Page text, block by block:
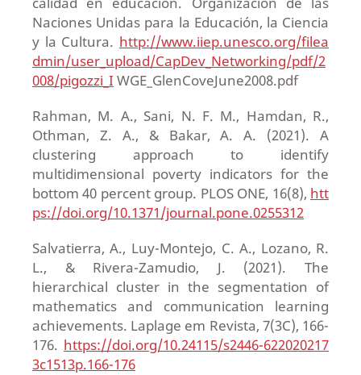
Naciones Unidas para la Educación, la Ciencia
y la Cultura. http://www.iiep.unesco.org/filea
dmin/user_upload/CapDev_Networking/pdf/2
008/pigozzi_I WGE_GlenCoveJune2008.pdf
Rahman, M. A., Sani, N. F. M., Hamdan, R.,
Othman, Z. A., & Bakar, A. A. (2021). A
clustering approach to identify
multidimensional poverty ­indicators for the
bottom 40 percent group. PLOS ONE, 16(8), htt
ps://doi.org/10.1371/journal.pone.0255312
Salvatierra, A., Luy-Montejo, C. A., Lozano, R.
L., & Rivera-Zamudio, J. (2021). The
hierarchical cluster in the segmentation of
mathematics and communication learning
achievements. Laplage em Revista, 7(3C), 166-
176. https://doi.org/10.24115/s2446-622020217
3c1513p.166-176